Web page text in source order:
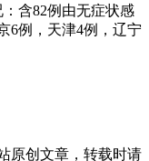
含82例由无症状感
6例，天津4例，辽宁
原创文章，转载时请